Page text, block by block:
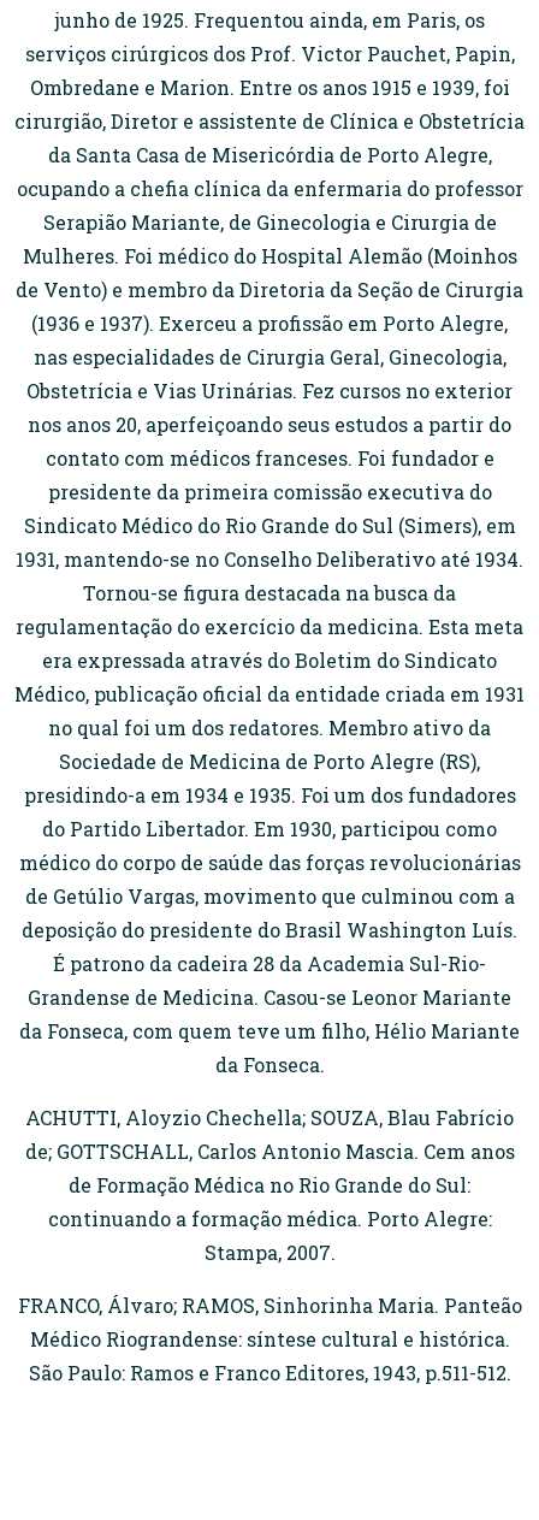
junho de 1925. Frequentou ainda, em Paris, os
serviços cirúrgicos dos Prof. Victor Pauchet, Papin,
Ombredane e Marion. Entre os anos 1915 e 1939, foi
cirurgião, Diretor e assistente de Clínica e Obstetrícia
da Santa Casa de Misericórdia de Porto Alegre,
ocupando a chefia clínica da enfermaria do professor
Serapião Mariante, de Ginecologia e Cirurgia de
Mulheres. Foi médico do Hospital Alemão (Moinhos
de Vento) e membro da Diretoria da Seção de Cirurgia
(1936 e 1937). Exerceu a profissão em Porto Alegre,
nas especialidades de Cirurgia Geral, Ginecologia,
Obstetrícia e Vias Urinárias. Fez cursos no exterior
nos anos 20, aperfeiçoando seus estudos a partir do
contato com médicos franceses. Foi fundador e
presidente da primeira comissão executiva do
Sindicato Médico do Rio Grande do Sul (Simers), em
1931, mantendo-se no Conselho Deliberativo até 1934.
Tornou-se figura destacada na busca da
regulamentação do exercício da medicina. Esta meta
era expressada através do Boletim do Sindicato
Médico, publicação oficial da entidade criada em 1931
no qual foi um dos redatores. Membro ativo da
Sociedade de Medicina de Porto Alegre (RS),
presidindo-a em 1934 e 1935. Foi um dos fundadores
do Partido Libertador. Em 1930, participou como
médico do corpo de saúde das forças revolucionárias
de Getúlio Vargas, movimento que culminou com a
deposição do presidente do Brasil Washington Luís.
É patrono da cadeira 28 da Academia Sul-Rio-
Grandense de Medicina. Casou-se Leonor Mariante
da Fonseca, com quem teve um filho, Hélio Mariante
da Fonseca.
ACHUTTI, Aloyzio Chechella; SOUZA, Blau Fabrício
de; GOTTSCHALL, Carlos Antonio Mascia. Cem anos
de Formação Médica no Rio Grande do Sul:
continuando a formação médica. Porto Alegre:
Stampa, 2007.
FRANCO, Álvaro; RAMOS, Sinhorinha Maria. Panteão
Médico Riograndense: síntese cultural e histórica.
São Paulo: Ramos e Franco Editores, 1943, p.511-512.